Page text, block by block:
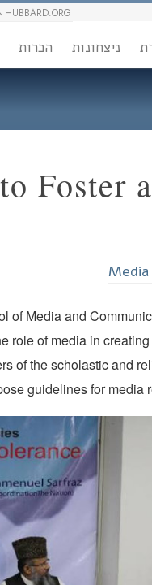
HUBBARD.ORG
ניצחונות הכרות
Foster
Media
of Media and
role of media in
of the scholastic and
guidelines for media